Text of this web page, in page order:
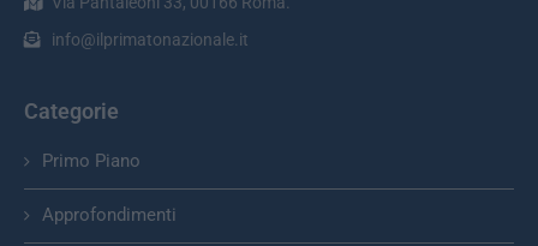
info@ilprimatonazionale.it
Categorie
Primo Piano
Approfondimenti